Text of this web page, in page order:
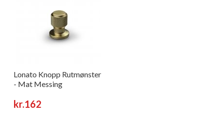
Lonato Knopp Rutmønster
- Mat Messing
kr.162